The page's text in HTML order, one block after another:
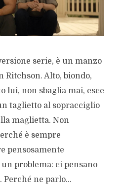
serie, è un manzo
Ritchson. Alto, biondo,
lui, non sbaglia mai, esce
taglietto al sopracciglio
maglietta. Non
è sempre
pensosamente
problema: ci pensano
ne parlo...